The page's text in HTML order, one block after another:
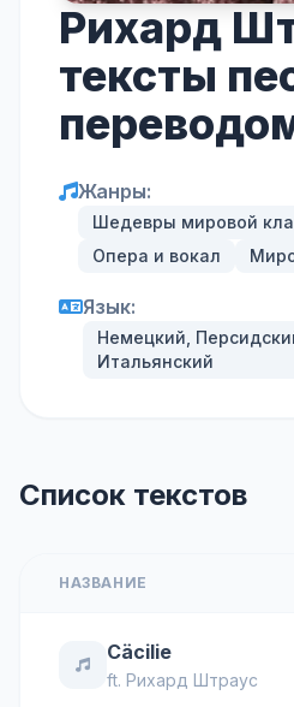
Рихард
тексты
Жанры:
Шедевры мировой
Опера и вокал
Язык:
Немецкий,
Итальянский
Список текстов
НАЗВАНИЕ
Cäcilie
ft. Рихард Штраус